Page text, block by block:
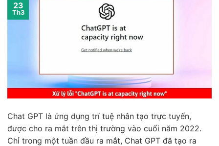
23
Th3
Chat GPT là ứng dụng trí tuệ nhân tạo trực tuyến,
được cho ra mắt trên thị trường vào cuối năm 2022.
Chỉ trong một tuần đầu ra mắt, Chat GPT đã tạo ra